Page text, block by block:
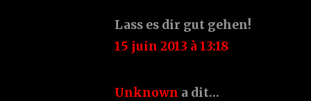
Lass es dir gut gehen!
15 juin 2013 à 13:18
Unknown a dit…